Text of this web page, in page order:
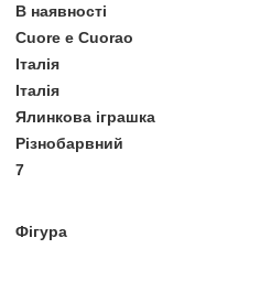
В наявності
Cuore e Cuorao
Італія
Італія
Ялинкова іграшка
Різнобарвний
7
Фігура